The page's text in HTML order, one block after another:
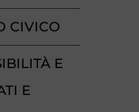
CIVICO
E
E